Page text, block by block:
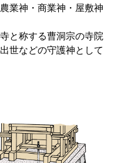
業神・商業神・屋敷神
と称する曹洞宗の寺院
世などの守護神として